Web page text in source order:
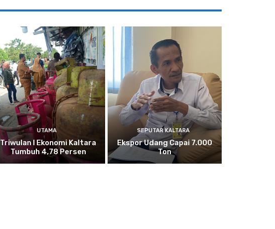
UTAMA
Triwulan I Ekonomi Kaltara
Tumbuh 4,78 Persen
SEPUTAR KALTARA
Ekspor Udang Capai 7.000
Ton